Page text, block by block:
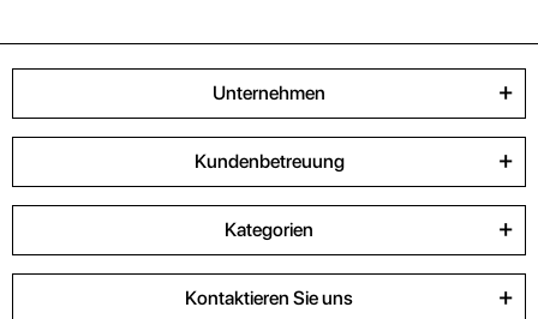
Unternehmen
Kundenbetreuung
Kategorien
Kontaktieren Sie uns